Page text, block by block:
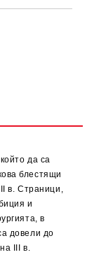
да са
блестящи
в. Страници,
и
в
довели до
III в.